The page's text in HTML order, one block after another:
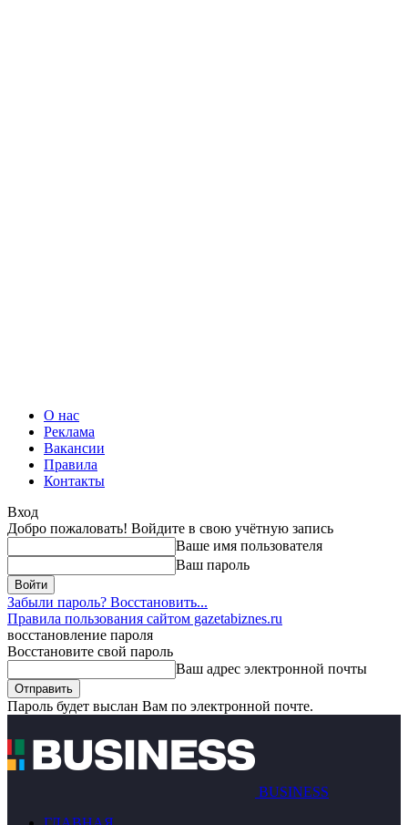
О нас
Реклама
Вакансии
Правила
Контакты
Вход
Добро пожаловать! Войдите в свою учётную запись
Ваше имя пользователя
Ваш пароль
Забыли пароль? Восстановить...
Правила пользования сайтом gazetabiznes.ru
восстановление пароля
Восстановите свой пароль
Ваш адрес электронной почты
Пароль будет выслан Вам по электронной почте.
BUSINESS